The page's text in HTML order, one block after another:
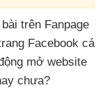
trên Fanpage
Facebook cá
mở website
chưa?